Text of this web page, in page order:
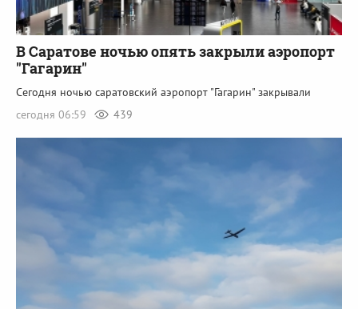
В Саратове ночью опять закрыли аэропорт
"Гагарин"
Сегодня ночью саратовский аэропорт "Гагарин" закрывали
сегодня 06:59
439